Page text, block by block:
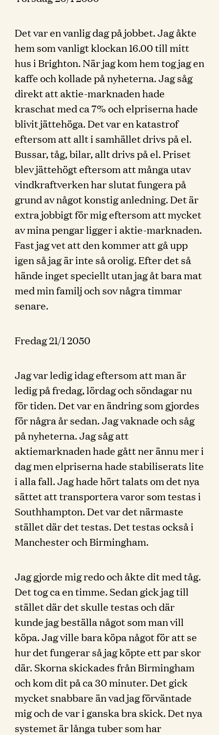
Det var en vanlig dag på jobbet. Jag åkte
hem som vanligt klockan 16.00 till mitt
hus i Brighton. När jag kom hem tog jag en
kaffe och kollade på nyheterna. Jag såg
direkt att aktie-marknaden hade
kraschat med ca 7% och elpriserna hade
blivit jättehöga. Det var en katastrof
eftersom att allt i samhället drivs på el.
Bussar, tåg, bilar, allt drivs på el. Priset
blev jättehögt eftersom att många utav
vindkraftverken har slutat fungera på
grund av något konstig anledning. Det är
extra jobbigt för mig eftersom att mycket
av mina pengar ligger i aktie-marknaden.
Fast jag vet att den kommer att gå upp
igen så jag är inte så orolig. Efter det så
hände inget speciellt utan jag åt bara mat
med min familj och sov några timmar
senare.
Fredag 21/1 2050
Jag var ledig idag eftersom att man är
ledig på fredag, lördag och söndagar nu
för tiden. Det var en ändring som gjordes
för några år sedan. Jag vaknade och såg
på nyheterna. Jag såg att
aktiemarknaden hade gått ner ännu mer i
dag men elpriserna hade stabiliserats lite
i alla fall. Jag hade hört talats om det nya
sättet att transportera varor som testas i
Southhampton. Det var det närmaste
stället där det testas. Det testas också i
Manchester och Birmingham.
Jag gjorde mig redo och åkte dit med tåg.
Det tog ca en timme. Sedan gick jag till
stället där det skulle testas och där
kunde jag beställa något som man vill
köpa. Jag ville bara köpa något för att se
hur det fungerar så jag köpte ett par skor
där. Skorna skickades från Birmingham
och kom dit på ca 30 minuter. Det gick
mycket snabbare än vad jag förväntade
mig och de var i ganska bra skick. Det nya
systemet är långa tuber som har